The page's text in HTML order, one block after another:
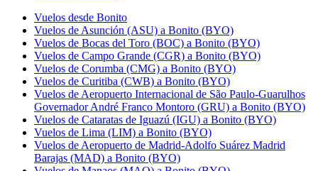
Vuelos desde Bonito
Vuelos de Asunción (ASU) a Bonito (BYO)
Vuelos de Bocas del Toro (BOC) a Bonito (BYO)
Vuelos de Campo Grande (CGR) a Bonito (BYO)
Vuelos de Corumba (CMG) a Bonito (BYO)
Vuelos de Curitiba (CWB) a Bonito (BYO)
Vuelos de Aeropuerto Internacional de São Paulo-Guarulhos
Governador André Franco Montoro (GRU) a Bonito (BYO)
Vuelos de Cataratas de Iguazú (IGU) a Bonito (BYO)
Vuelos de Lima (LIM) a Bonito (BYO)
Vuelos de Aeropuerto de Madrid-Adolfo Suárez Madrid
Barajas (MAD) a Bonito (BYO)